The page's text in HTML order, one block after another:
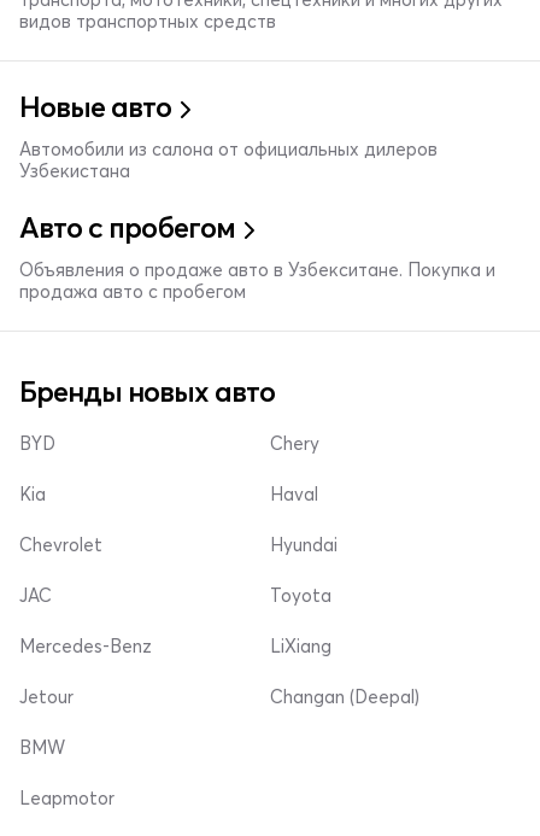
видов транспортных средств
Новые авто
Автомобили из салона от официальных дилеров
Узбекистана
Авто с пробегом
Объявления о продаже авто в Узбекситане. Покупка и
продажа авто с пробегом
Бренды новых авто
BYD
Kia
Chevrolet
Chery
Haval
Hyundai
JAC
Mercedes-Benz
Jetour
Toyota
LiXiang
Changan (Deepal)
BMW
Leapmotor